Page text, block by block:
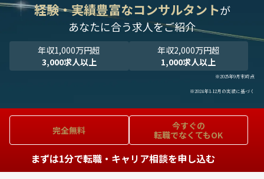
経験・実績豊富なコンサルタントが
あなたに合う求人をご紹介
年収1,000万円超
3,000求人以上
年収2,000万円超
1,000求人以上
※2025年9月末時点
※2024年1-12月の実績に基づく
完全無料
今すぐの
転職でなくてもOK
まずは1分で転職・キャリア相談を申し込む